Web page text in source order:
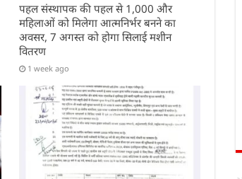
पहल संस्थापक की पहल से 1,000 और
महिलाओं को मिलेगा आत्मनिर्भर बनने का
अवसर, 7 अगस्त को होगा सिलाई मशीन
वितरण
1 week ago